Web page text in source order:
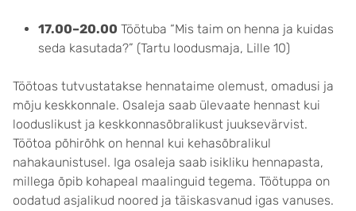
17.00–20.00 Töötuba “Mis taim on henna ja kuidas
seda kasutada?” (Tartu loodusmaja, Lille 10)
Töötoas tutvustatakse hennataime olemust, omadusi ja
mõju keskkonnale. Osaleja saab ülevaate hennast kui
looduslikust ja keskkonnasõbralikust juuksevärvist.
Töötoa põhirõhk on hennal kui kehasõbralikul
nahakaunistusel. Iga osaleja saab isikliku hennapasta,
millega õpib kohapeal maalinguid tegema. Töötuppa on
oodatud asjalikud noored ja täiskasvanud igas vanuses.